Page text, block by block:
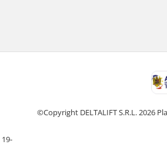
©Copyright DELTALIFT S.R.L. 2026